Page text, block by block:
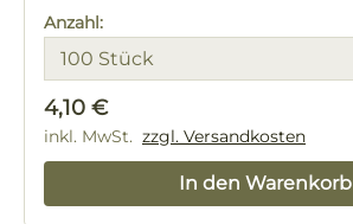
Anzahl:
Regulärer Preis:
4,10 €
inkl. MwSt. zzgl. Versandkosten
In den Warenkorb